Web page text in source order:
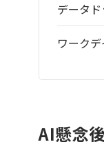
データ
ワークデ
AI懸念